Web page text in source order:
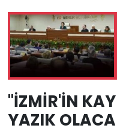
"İZMİR'İN
YAZIK